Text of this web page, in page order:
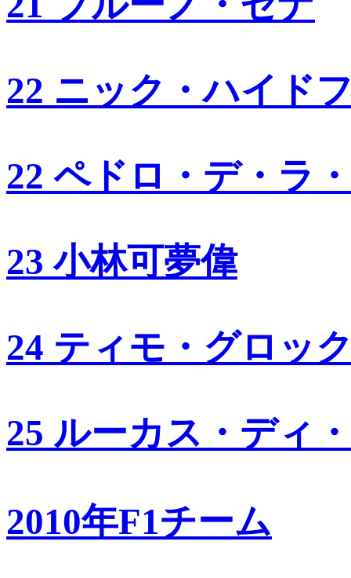
22 ニック・ハイド
22 ペドロ・デ・ラ
23 小林可夢偉
24 ティモ・グロッ
25 ルーカス・ディ
2010年F1チーム